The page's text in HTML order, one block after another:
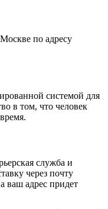
по адресу
системой для
в том, что человек
служба и
через почту
ваш адрес придет